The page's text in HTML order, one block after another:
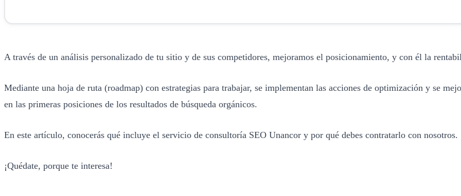
A través de un análisis personalizado de tu sitio y de sus competidores, mejoramos el posicionamiento, y con él la
Mediante una hoja de ruta (roadmap) con estrategias para trabajar, se implementan las acciones de optimización y se
en las primeras posiciones de los resultados de búsqueda orgánicos.
En este artículo, conocerás qué incluye el servicio de consultoría SEO Unancor y por qué debes contratarlo con nosotros.
¡Quédate, porque te interesa!